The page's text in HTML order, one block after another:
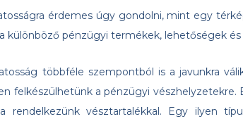
érdemes úgy gondolni, mint egy
különböző pénzügyi termékek, lehetőségek
többféle szempontból is a javunkra
felkészülhetünk a pénzügyi vészhelyzetekre.
rendelkezünk vésztartalékkal. Egy ilyen